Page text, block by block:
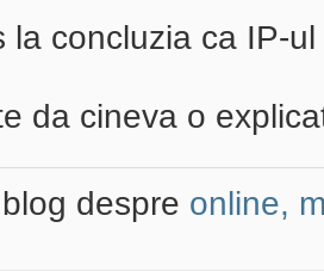
la concluzia ca IP-
da cineva o
despre online,